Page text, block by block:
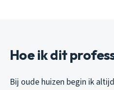
Hoe ik dit
Bij oude huizen begin ik